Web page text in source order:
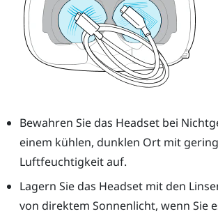
Bewahren Sie das Headset bei
einem kühlen, dunklen Ort mit
Luftfeuchtigkeit auf.
Lagern Sie das Headset mit den
von direktem Sonnenlicht, wenn Sie